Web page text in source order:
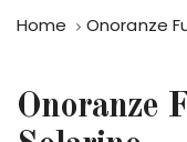
Home Onoranze
Onoranze